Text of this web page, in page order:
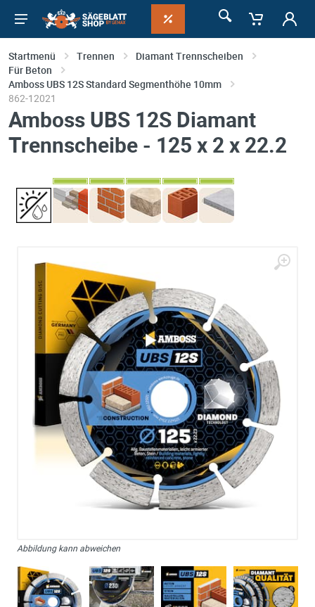
Startmenü Trennen
Diamant Trennscheiben
Für Beton
Amboss UBS 12S Standard Segmenthöhe 10mm
862-12021
Amboss UBS 12S Diamant
Trennscheibe - 125 x 2 x 22.2
Abbildung kann abweichen